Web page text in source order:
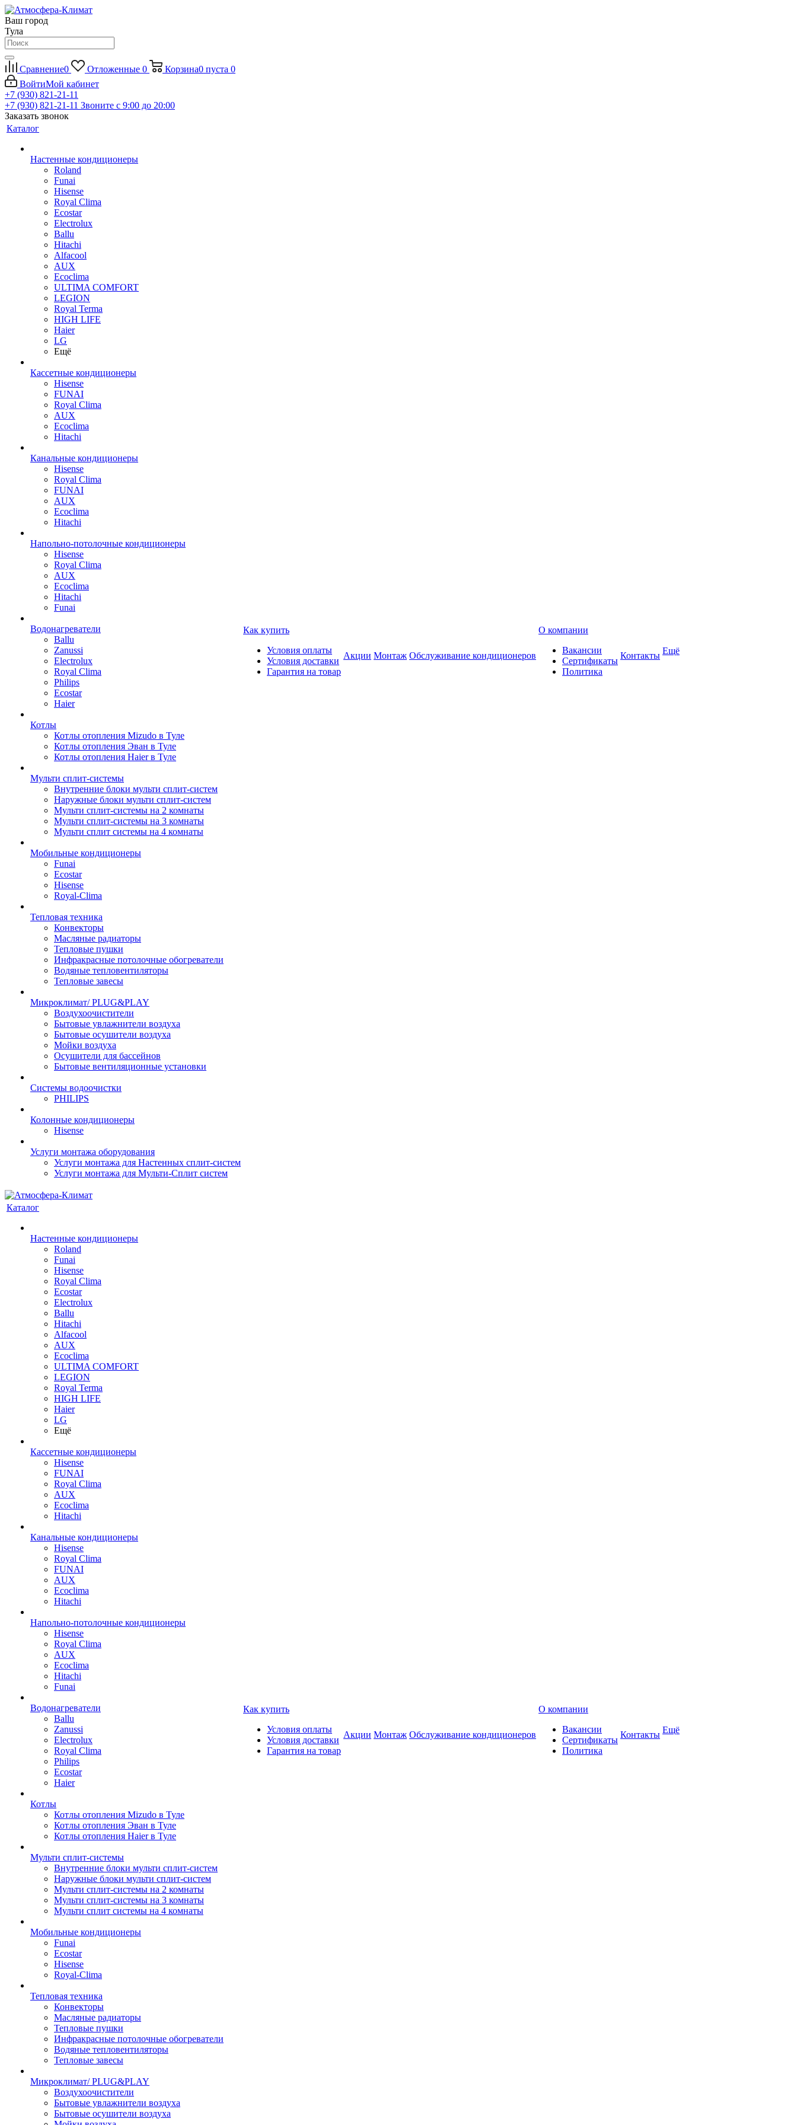
Ваш город
Тула
Сравнение0 Отложенные 0 Корзина0 пуста 0
ВойтиМой кабинет
+7 (930) 821-21-11
+7 (930) 821-21-11 Звоните с 9:00 до 20:00
Заказать звонок
Каталог
Настенные кондиционеры
Roland
Funai
Hisense
Royal Clima
Ecostar
Electrolux
Ballu
Hitachi
Alfacool
AUX
Ecoclima
ULTIMA COMFORT
LEGION
Royal Terma
HIGH LIFE
Haier
LG
Ещё
Кассетные кондиционеры
Hisense
FUNAI
Royal Clima
AUX
Ecoclima
Hitachi
Канальные кондиционеры
Hisense
Royal Clima
FUNAI
AUX
Ecoclima
Hitachi
Напольно-потолочные кондиционеры
Hisense
Royal Clima
AUX
Ecoclima
Hitachi
Funai
Водонагреватели
Ballu
Zanussi
Electrolux
Royal Clima
Philips
Ecostar
Haier
Котлы
Котлы отопления Mizudo в Туле
Котлы отопления Эван в Туле
Котлы отопления Haier в Туле
Мульти сплит-системы
Внутренние блоки мульти сплит-систем
Наружные блоки мульти сплит-систем
Мульти сплит-системы на 2 комнаты
Мульти сплит-системы на 3 комнаты
Мульти сплит системы на 4 комнаты
Мобильные кондиционеры
Funai
Ecostar
Hisense
Royal-Clima
Тепловая техника
Конвекторы
Масляные радиаторы
Тепловые пушки
Инфракрасные потолочные обогреватели
Водяные тепловентиляторы
Тепловые завесы
Микроклимат/ PLUG&PLAY
Воздухоочистители
Бытовые увлажнители воздуха
Бытовые осушители воздуха
Мойки воздуха
Осушители для бассейнов
Бытовые вентиляционные установки
Системы водоочистки
PHILIPS
Колонные кондиционеры
Hisense
Услуги монтажа оборудования
Услуги монтажа для Настенных сплит-систем
Услуги монтажа для Мульти-Сплит систем
Как купить
Условия оплаты
Условия доставки
Гарантия на товар
Акции Монтаж Обслуживание кондиционеров
О компании
Вакансии
Сертификаты
Политика
Контакты Ещё
Каталог
Настенные кондиционеры
Roland
Funai
Hisense
Royal Clima
Ecostar
Electrolux
Ballu
Hitachi
Alfacool
AUX
Ecoclima
ULTIMA COMFORT
LEGION
Royal Terma
HIGH LIFE
Haier
LG
Ещё
Кассетные кондиционеры
Hisense
FUNAI
Royal Clima
AUX
Ecoclima
Hitachi
Канальные кондиционеры
Hisense
Royal Clima
FUNAI
AUX
Ecoclima
Hitachi
Напольно-потолочные кондиционеры
Hisense
Royal Clima
AUX
Ecoclima
Hitachi
Funai
Водонагреватели
Ballu
Zanussi
Electrolux
Royal Clima
Philips
Ecostar
Haier
Котлы
Котлы отопления Mizudo в Туле
Котлы отопления Эван в Туле
Котлы отопления Haier в Туле
Мульти сплит-системы
Внутренние блоки мульти сплит-систем
Наружные блоки мульти сплит-систем
Мульти сплит-системы на 2 комнаты
Мульти сплит-системы на 3 комнаты
Мульти сплит системы на 4 комнаты
Мобильные кондиционеры
Funai
Ecostar
Hisense
Royal-Clima
Тепловая техника
Конвекторы
Масляные радиаторы
Тепловые пушки
Инфракрасные потолочные обогреватели
Водяные тепловентиляторы
Тепловые завесы
Микроклимат/ PLUG&PLAY
Воздухоочистители
Бытовые увлажнители воздуха
Бытовые осушители воздуха
Как купить
Условия оплаты
Условия доставки
Гарантия на товар
Акции Монтаж Обслуживание кондиционеров
О компании
Вакансии
Сертификаты
Политика
Контакты Ещё